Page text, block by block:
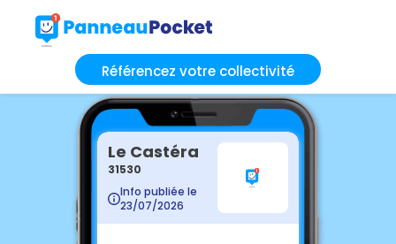
Référencez votre collectivité
Le Castéra
31530
Info publiée le
23/07/2026